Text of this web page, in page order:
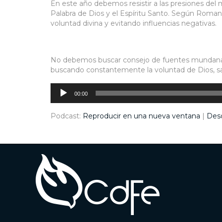
En este año debemos resistir a las presiones
Palabra de Dios y el Espíritu Santo. Según
voluntad divina y evitando influencias negativas.
No debemos buscar consejo de fuentes
buscando constantemente la voluntad de Dios,
Reproductor
audio 00:00
Podcast: Reproducir en una nueva ventana